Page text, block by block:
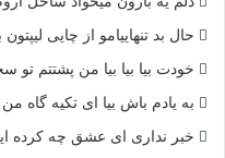
حال بد تنهاییامو از چایی
خودت بیا بیا بیا من پشتتم تو
به یادم باش بیا ای تکیه گاه
خبر نداری ای عشق چه کرده